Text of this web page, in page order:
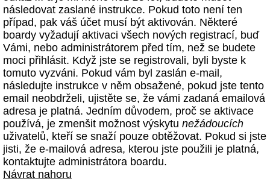
následovat zaslané instrukce. Pokud toto není ten
případ, pak váš účet musí být aktivován. Některé
boardy vyžadují aktivaci všech nových registrací, buď
Vámi, nebo administrátorem před tím, než se budete
moci přihlásit. Když jste se registrovali, byli byste k
tomuto vyzváni. Pokud vám byl zaslán e-mail,
následujte instrukce v něm obsažené, pokud jste tento
email neobdrželi, ujistěte se, že vámi zadaná emailová
adresa je platná. Jedním důvodem, proč se aktivace
používá, je zmenšit možnost výskytu nežádoucích
uživatelů, kteří se snaží pouze obtěžovat. Pokud si jste
jisti, že e-mailová adresa, kterou jste použili je platná,
kontaktujte administrátora boardu.
Návrat nahoru